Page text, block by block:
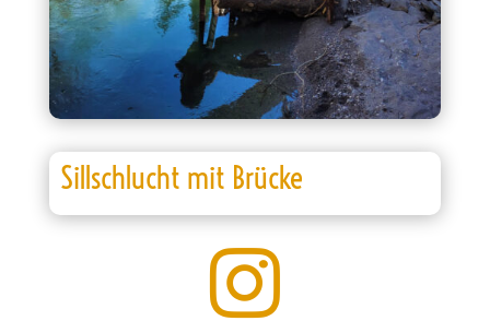
Sillschlucht mit Brücke
